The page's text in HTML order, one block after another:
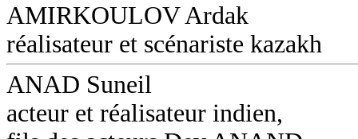
AMIRKOULOV Ardak
réalisateur et scénariste kazakh
ANAD Suneil
acteur et réalisateur indien,